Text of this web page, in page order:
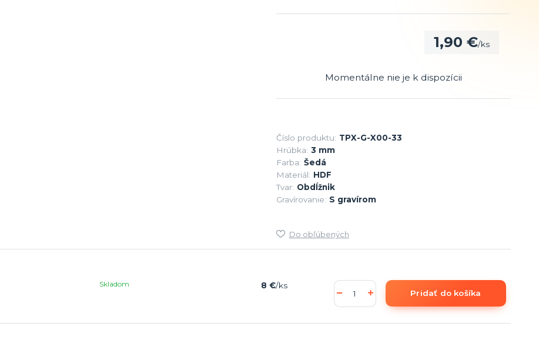
1,90 €/ks
Momentálne nie je k dispozícii
Číslo produktu: TPX-G-X00-33
Hrúbka: 3 mm
Farba: Šedá
Materiál: HDF
Tvar: Obdĺžnik
Gravírovanie: S gravírom
Do obľúbených
8 €/ks
Skladom
Pridať do košíka